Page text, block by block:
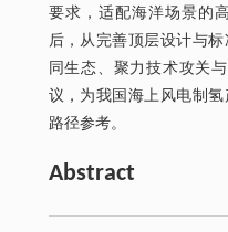
要求，适配海洋场景的
后，从完善顶层设计与
同生态、聚力技术攻关
议，为我国海上风电制
路径参考。
Abstract